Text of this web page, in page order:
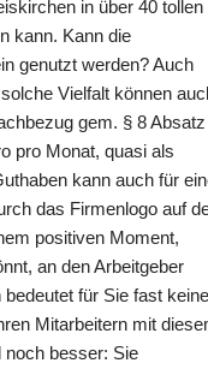
in über 40 tollen
kann. Kann die
genutzt werden? Auch
Vielfalt können
gem. § 8
pro Monat, quasi als
kann auch für
das Firmenlogo auf
positiven Moment,
an den Arbeitgeber
für Sie fast
Mitarbeitern mit
noch besser: Sie